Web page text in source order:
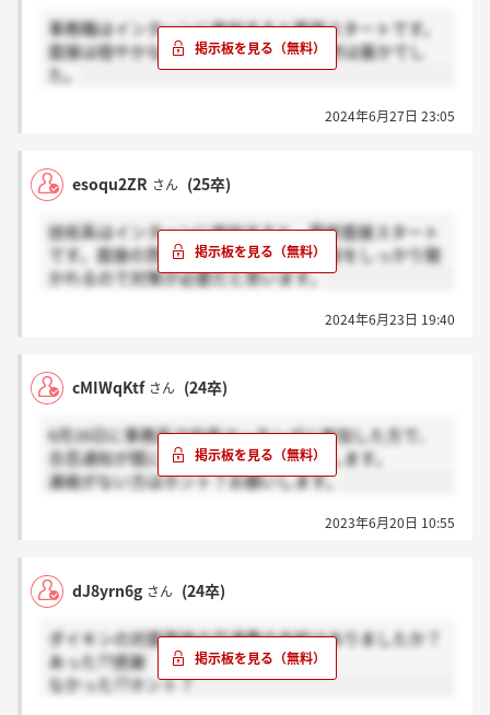
事務職はインターンに参加すると面接スタートです。
面接は穏やかなものが多いですが、最終は厳かでし
た。
2024年6月27日 23:05
esoqu2ZR さん (25卒)
技術系はインターンに参加すると、最終面接スタート
です。面接の雰囲気は穏やか。研究内容をしっかり聞
かれるので対策が必要だと思います。
2024年6月23日 19:40
cMIWqKtf さん (24卒)
6月16日に事務系で役員マッチングに参加した方で、
合否通知が既にあった方は感謝お願いします。
連絡がない方はホント？お願いします。
2023年6月20日 10:55
dJ8yrn6g さん (24卒)
ダイキンの対面面接の交通費の支給はありましたか？
あった??感謝
なかった??ホント？